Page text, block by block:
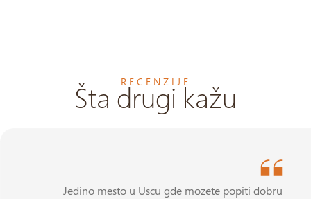
RECENZIJE
Šta drugi kažu
Jedino mesto u Uscu gde mozete popiti dobru